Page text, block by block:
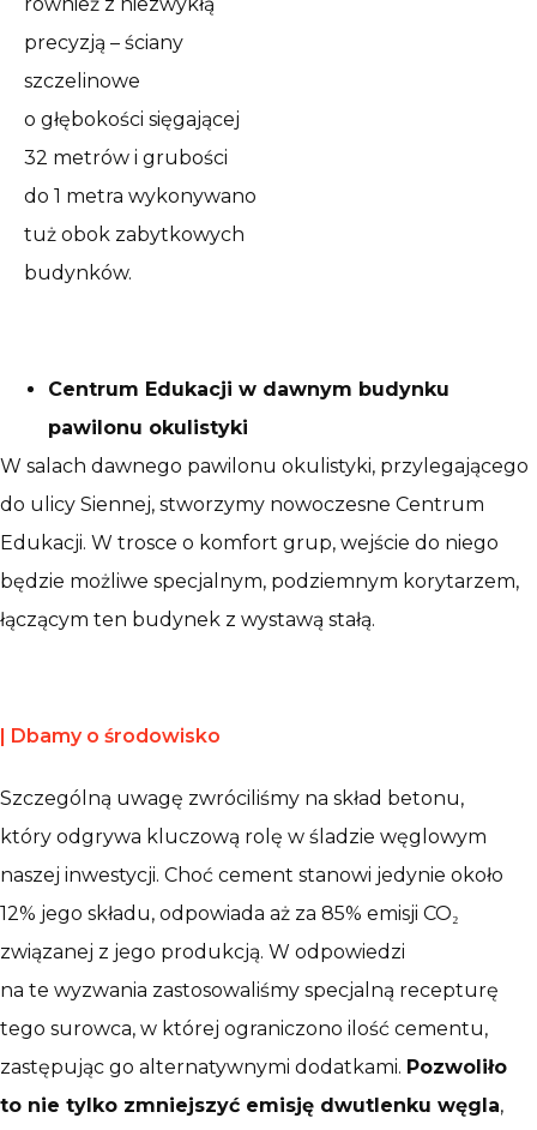
precyzją – ściany
szczelinowe
o głębokości sięgającej
32 metrów i grubości
do 1 metra wykonywano
tuż obok zabytkowych
budynków.
Centrum Edukacji w dawnym budynku
pawilonu okulistyki
W salach dawnego pawilonu okulistyki, przylegającego
do ulicy Siennej, stworzymy nowoczesne Centrum
Edukacji. W trosce o komfort grup, wejście do niego
będzie możliwe specjalnym, podziemnym korytarzem,
łączącym ten budynek z wystawą stałą.
| Dbamy o środowisko
Szczególną uwagę zwróciliśmy na skład betonu,
który odgrywa kluczową rolę w śladzie węglowym
naszej inwestycji. Choć cement stanowi jedynie około
12% jego składu, odpowiada aż za 85% emisji CO₂
związanej z jego produkcją. W odpowiedzi
na te wyzwania zastosowaliśmy specjalną recepturę
tego surowca, w której ograniczono ilość cementu,
zastępując go alternatywnymi dodatkami. Pozwoliło
to nie tylko zmniejszyć emisję dwutlenku węgla,